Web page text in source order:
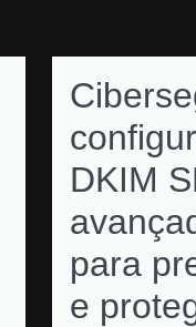
DKIM
para
e